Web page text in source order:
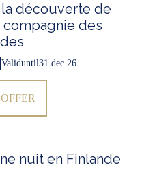
découverte de
compagnie des
Validuntil31 dec 26
OFFER
nuit en Finlande